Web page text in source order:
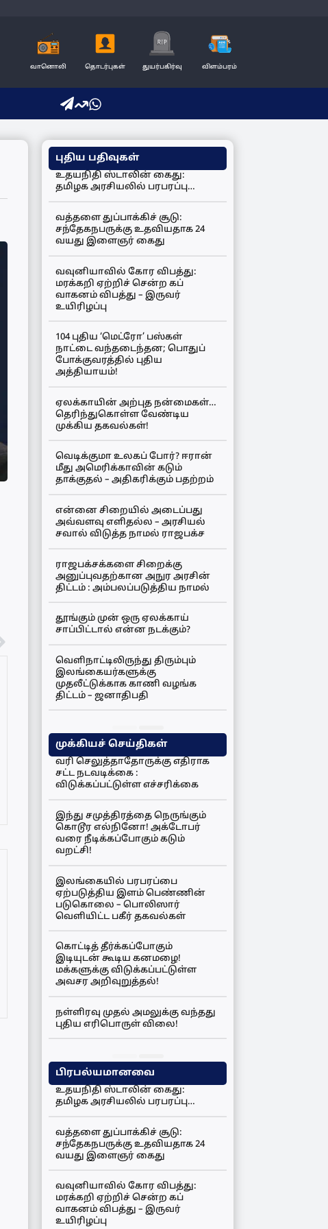
வானொலி தொடர்புகள் துயர்பகிர்வு விளம்பரம்
புதிய பதிவுகள்
உதயநிதி ஸ்டாலின் கைது:
தமிழக அரசியலில் பரபரப்பு…
வத்தளை துப்பாக்கிச் சூடு:
சந்தேகநபருக்கு உதவியதாக 24
வயது இளைஞர் கைது
வவுனியாவில் கோர விபத்து:
மரக்கறி ஏற்றிச் சென்ற கப்
வாகனம் விபத்து – இருவர்
உயிரிழப்பு
104 புதிய ‘மெட்ரோ’ பஸ்கள்
நாட்டை வந்தடைந்தன; பொதுப்
போக்குவரத்தில் புதிய
அத்தியாயம்!
ஏலக்காயின் அற்புத நன்மைகள்…
தெரிந்துகொள்ள வேண்டிய
முக்கிய தகவல்கள்!
வெடிக்குமா உலகப் போர்? ஈரான்
மீது அமெரிக்காவின் கடும்
தாக்குதல் – அதிகரிக்கும் பதற்றம்
என்னை சிறையில் அடைப்பது
அவ்வளவு எளிதல்ல – அரசியல்
சவால் விடுத்த நாமல் ராஜபக்ச
ராஜபக்சக்களை சிறைக்கு
அனுப்புவதற்கான அநுர அரசின்
திட்டம் : அம்பலப்படுத்திய நாமல்
தூங்கும் முன் ஒரு ஏலக்காய்
சாப்பிட்டால் என்ன நடக்கும்?
வெளிநாட்டிலிருந்து திரும்பும்
இலங்கையர்களுக்கு
முதலீட்டுக்காக காணி வழங்க
திட்டம் – ஜனாதிபதி
முக்கியச் செய்திகள்
வரி செலுத்தாதோருக்கு எதிராக
சட்ட நடவடிக்கை :
விடுக்கப்பட்டுள்ள எச்சரிக்கை
இந்து சமுத்திரத்தை நெருங்கும்
கொடூர எல்நினோ! அக்டோபர்
வரை நீடிக்கப்போகும் கடும்
வறட்சி!
இலங்கையில் பரபரப்பை
ஏற்படுத்திய இளம் பெண்ணின்
படுகொலை – பொலிஸார்
வெளியிட்ட பகீர் தகவல்கள்
கொட்டித் தீர்க்கப்போகும்
இடியுடன் கூடிய கனமழை!
மக்களுக்கு விடுக்கப்பட்டுள்ள
அவசர அறிவுறுத்தல்!
நள்ளிரவு முதல் அமலுக்கு வந்தது
புதிய எரிபொருள் விலை!
பிரபல்யமானவை
உதயநிதி ஸ்டாலின் கைது:
தமிழக அரசியலில் பரபரப்பு…
வத்தளை துப்பாக்கிச் சூடு:
சந்தேகநபருக்கு உதவியதாக 24
வயது இளைஞர் கைது
வவுனியாவில் கோர விபத்து:
மரக்கறி ஏற்றிச் சென்ற கப்
வாகனம் விபத்து – இருவர்
உயிரிழப்பு